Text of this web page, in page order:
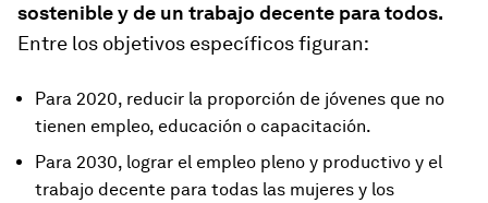
sostenible y de un trabajo decente para todos.
Entre los objetivos específicos figuran:
Para 2020, reducir la proporción de jóvenes que no
tienen empleo, educación o capacitación.
Para 2030, lograr el empleo pleno y productivo y el
trabajo decente para todas las mujeres y los